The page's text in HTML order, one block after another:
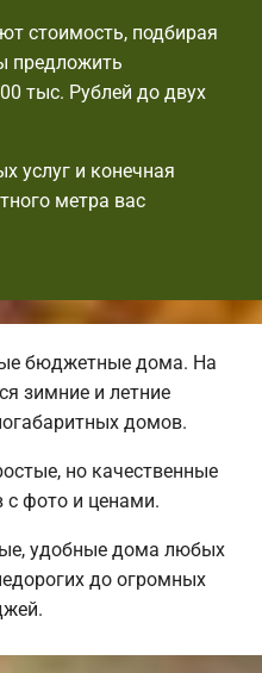
стоимость, подбирая
предложить
тыс. Рублей до двух
услуг и конечная
метра вас
бюджетные дома. На
зимние и летние
домов.
но качественные
фото и ценами.
удобные дома любых
до огромных